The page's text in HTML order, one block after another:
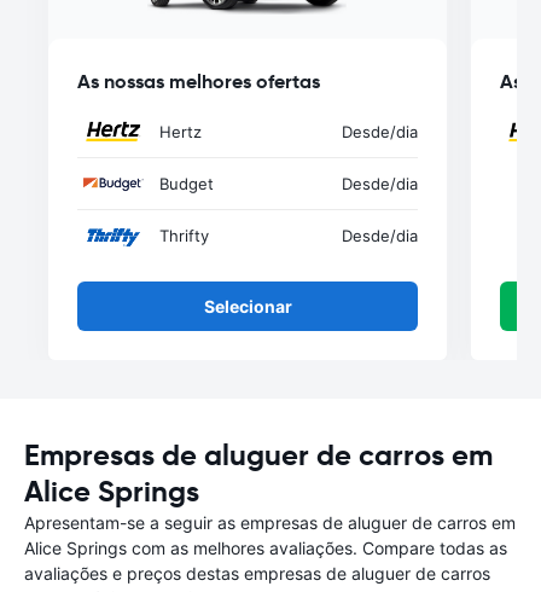
As nossas melhores ofertas
Hertz Desde/dia
Budget Desde/dia
Thrifty Desde/dia
Selecionar
As
Empresas de aluguer de carros em
Alice Springs
Apresentam-se a seguir as empresas de aluguer de carros em
Alice Springs com as melhores avaliações. Compare todas as
avaliações e preços destas empresas de aluguer de carros